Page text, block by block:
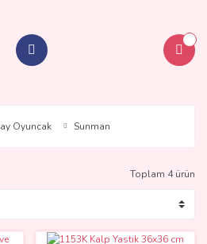
Oyuncak Sunman
Toplam 4 ürün